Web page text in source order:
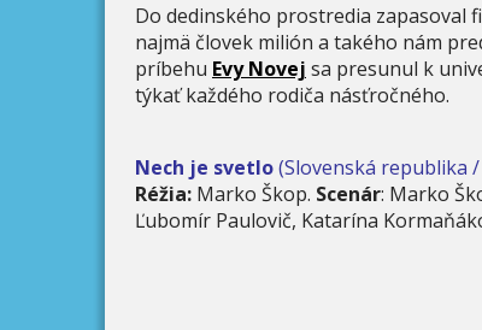
Do dedinského prostredia zapasoval
najmä človek milión a takého nám
príbehu Evy Novej sa presunul k
týkať každého rodiča násťročného.
Nech je svetlo(Slovenská republika
Réžia: Marko Škop. Scenár: Marko
Ľubomír Paulovič, Katarína